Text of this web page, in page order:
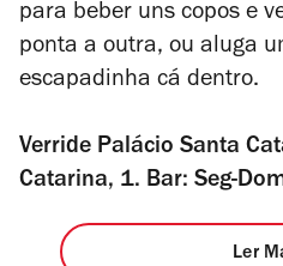
para beber uns copos e
ponta a outra, ou aluga
escapadinha cá dentro.
Verride Palácio Santa
Catarina, 1. Bar: Seg-
Ler